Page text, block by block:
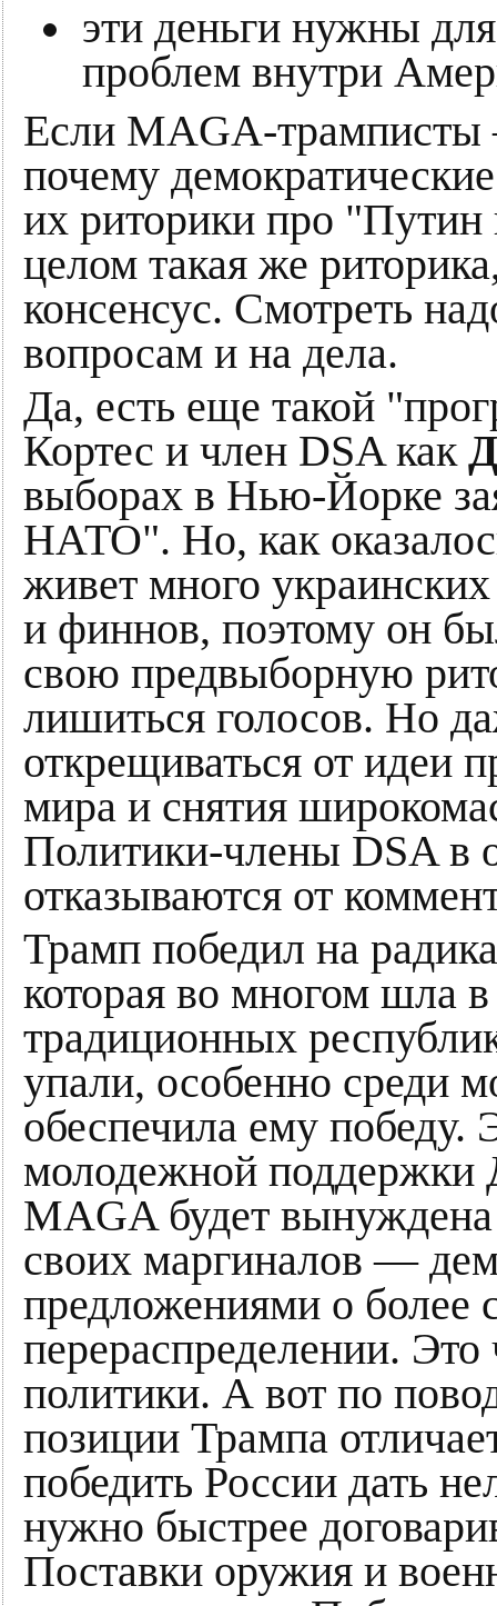
эти деньги нужны
проблем внутри
Если MAGA-
почему
их риторики про "Путин
целом такая же
консенсус. Смотреть
вопросам и на дела.
Да, есть еще такой
Кортес и член DSA как
выборах в Нью-Йорке
НАТО". Но, как
живет много
и финнов, поэтому он
свою предвыборную
лишиться голосов. Но
открещиваться от идеи
мира и снятия
Политики-члены DSA в
отказываются от
Трамп победил на
которая во многом шла
традиционных
упали, особенно среди
обеспечила ему победу.
молодежной поддержки
MAGA будет
своих маргиналов —
предложениями о более
перераспределении. Это
политики. А вот по
позиции Трампа
победить России дать
нужно быстрее
Поставки оружия и